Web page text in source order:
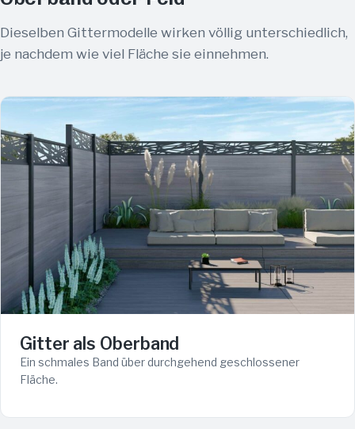
Dieselben Gittermodelle wirken völlig unterschiedlich,
je nachdem wie viel Fläche sie einnehmen.
Gitter als Oberband
Ein schmales Band über durchgehend geschlossener
Fläche.